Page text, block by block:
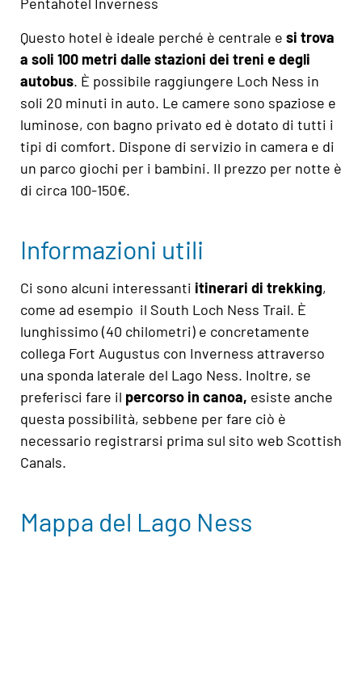
Questo hotel è ideale perché è centrale e si trova
a soli 100 metri dalle stazioni dei treni e degli
autobus. È possibile raggiungere Loch Ness in
soli 20 minuti in auto. Le camere sono spaziose e
luminose, con bagno privato ed è dotato di tutti i
tipi di comfort. Dispone di servizio in camera e di
un parco giochi per i bambini. Il prezzo per notte è
di circa 100-150€.
Informazioni utili
Ci sono alcuni interessanti itinerari di trekking,
come ad esempio il South Loch Ness Trail. È
lunghissimo (40 chilometri) e concretamente
collega Fort Augustus con Inverness attraverso
una sponda laterale del Lago Ness. Inoltre, se
preferisci fare il percorso in canoa, esiste anche
questa possibilità, sebbene per fare ciò è
necessario registrarsi prima sul sito web Scottish
Canals.
Mappa del Lago Ness